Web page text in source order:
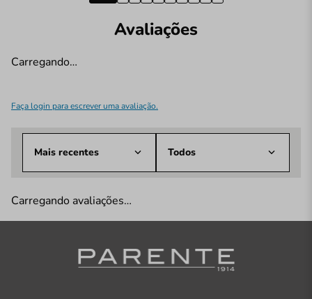
Avaliações
Carregando…
Faça login para escrever uma avaliação.
Mais recentes Todos
Carregando avaliações…